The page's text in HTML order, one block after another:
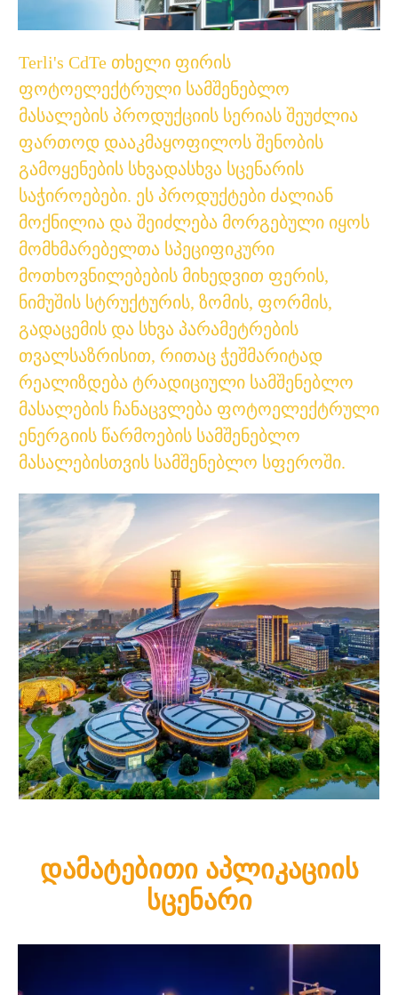
Terli's CdTe თხელი ფირის
ფოტოელექტრული სამშენებლო
მასალების პროდუქციის სერიას შეუძლია
ფართოდ დააკმაყოფილოს შენობის
გამოყენების სხვადასხვა სცენარის
საჭიროებები. ეს პროდუქტები ძალიან
მოქნილია და შეიძლება მორგებული იყოს
მომხმარებელთა სპეციფიკური
მოთხოვნილებების მიხედვით ფერის,
ნიმუშის სტრუქტურის, ზომის, ფორმის,
გადაცემის და სხვა პარამეტრების
თვალსაზრისით, რითაც ჭეშმარიტად
რეალიზდება ტრადიციული სამშენებლო
მასალების ჩანაცვლება ფოტოელექტრული
ენერგიის წარმოების სამშენებლო
მასალებისთვის სამშენებლო სფეროში.
დამატებითი აპლიკაციის
სცენარი